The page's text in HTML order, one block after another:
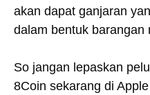
akan dapat ganjaran
dalam bentuk barangan
So jangan lepaskan
8Coin sekarang di